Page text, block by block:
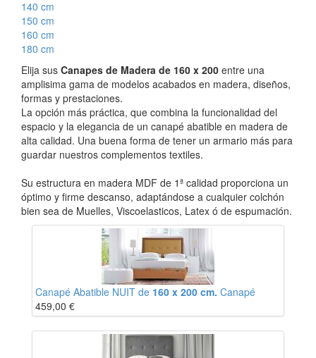
140 cm
150 cm
160 cm
180 cm
Elija sus Canapes de Madera de 160 x 200 entre una
amplisima gama de modelos acabados en madera, diseños,
formas y prestaciones.
La opción más práctica, que combina la funcionalidad del
espacio y la elegancia de un canapé abatible en madera de
alta calidad. Una buena forma de tener un armario más para
guardar nuestros complementos textiles.
Su estructura en madera MDF de 1ª calidad proporciona un
óptimo y firme descanso, adaptándose a cualquier colchón
bien sea de Muelles, Viscoelasticos, Latex ó de espumación.
Canapé Abatible NUIT de 160 x 200 cm. Canapé
459,00 €